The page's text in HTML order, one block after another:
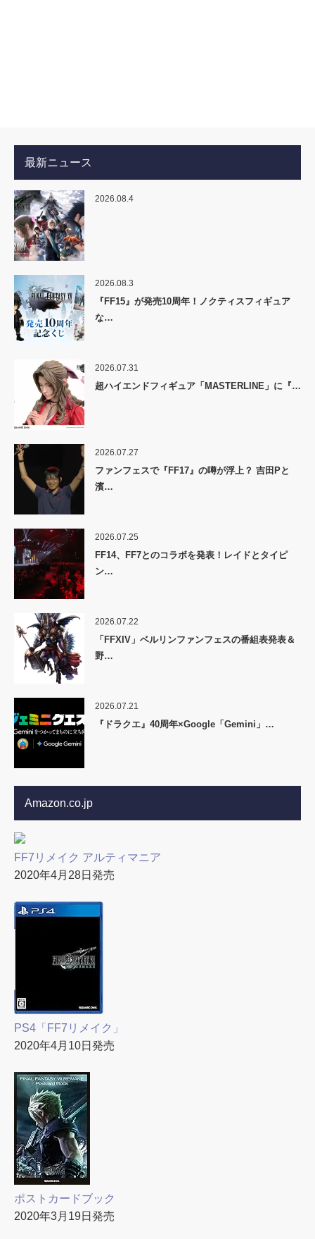
最新ニュース
2026.08.4
2026.08.3
『FF15』が発売10周年！ノクティスフィギュア
な…
2026.07.31
超ハイエンドフィギュア「MASTERLINE」に『…
2026.07.27
ファンフェスで『FF17』の噂が浮上？ 吉田Pと
濱…
2026.07.25
FF14、FF7とのコラボを発表！レイドとタイピ
ン…
2026.07.22
「FFXIV」ベルリンファンフェスの番組表発表＆
野…
2026.07.21
『ドラクエ』40周年×Google「Gemini」…
Amazon.co.jp
FF7リメイク アルティマニア
2020年4月28日発売
PS4「FF7リメイク」
2020年4月10日発売
ポストカードブック
2020年3月19日発売